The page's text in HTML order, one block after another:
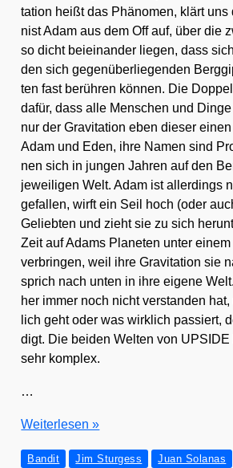
ta­ti­on heißt das Phä­no­men, klärt
nist Adam aus dem Off auf, über die
so dicht bei­ein­an­der lie­gen, dass
den sich gegen­über­lie­gen­den
ten fast berüh­ren kön­nen. Die
dafür, dass alle Men­schen und
nur der Gra­vi­ta­ti­on eben die­ser
Adam und Eden, ihre Namen sind
nen sich in jun­gen Jah­ren auf den
jewei­li­gen Welt. Adam ist aller­dings
gefal­len, wirft ein Seil hoch (oder
Gelieb­ten und zieht sie zu sich
Zeit auf Adams Pla­ne­ten unter
ver­brin­gen, weil ihre Gra­vi­ta­ti­on sie
sprich nach unten in ihre eige­ne
her immer noch nicht ver­stan­den
lich geht oder was wirk­lich pas­siert,
digt. Die bei­den Wel­ten von
sehr kom­plex.
…
UPSIDE
wirkt
Wei­ter­le­sen »
Bandit Jim Sturgess Juan Solanas